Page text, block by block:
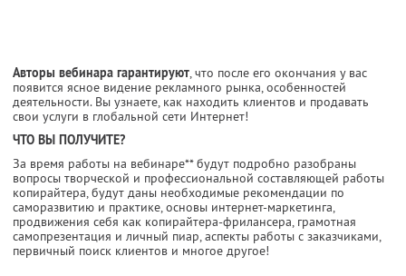
Авторы вебинара гарантируют, что после его окончания у вас
появится ясное видение рекламного рынка, особенностей
деятельности. Вы узнаете, как находить клиентов и продавать
свои услуги в глобальной сети Интернет!
ЧТО ВЫ ПОЛУЧИТЕ?
За время работы на вебинаре** будут подробно разобраны
вопросы творческой и профессиональной составляющей работы
копирайтера, будут даны необходимые рекомендации по
саморазвитию и практике, основы интернет-маркетинга,
продвижения себя как копирайтера-фрилансера, грамотная
самопрезентация и личный пиар, аспекты работы с заказчиками,
первичный поиск клиентов и многое другое!